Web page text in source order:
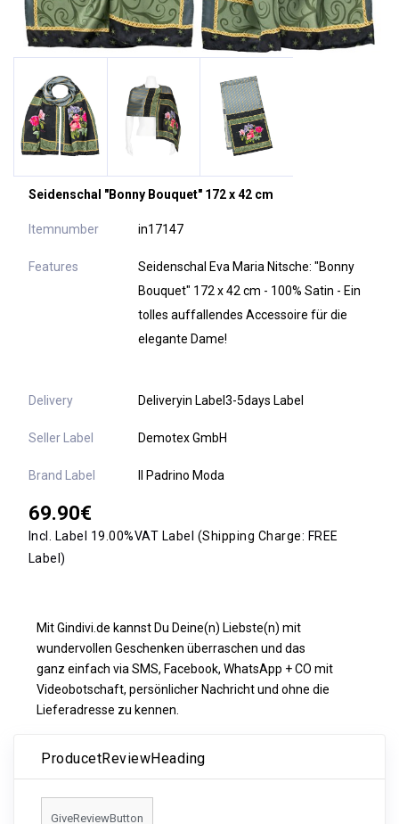
Seidenschal "Bonny Bouquet" 172 x 42 cm
Itemnumber in17147
Features
Seidenschal Eva Maria Nitsche: "Bonny
Bouquet" 172 x 42 cm - 100% Satin - Ein
tolles auffallendes Accessoire für die
elegante Dame!
Delivery Deliveryin Label3-5days Label
Seller Label Demotex GmbH
Brand Label Il Padrino Moda
69.90€
Incl. Label 19.00%VAT Label (Shipping Charge: FREE
Label)
Mit Gindivi.de kannst Du Deine(n) Liebste(n) mit
wundervollen Geschenken überraschen und das
ganz einfach via SMS, Facebook, WhatsApp + CO mit
Videobotschaft, persönlicher Nachricht und ohne die
Lieferadresse zu kennen.
ProducetReviewHeading
GiveReviewButton